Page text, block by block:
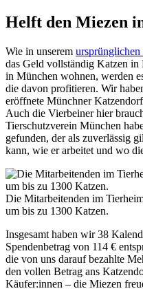
Helft den Miezen
Wie in unserem
das Geld vollständig Katzen
in München wohnen, werden
die davon profitieren. Wir
eröffnete Münchner
Auch die Vierbeiner hier
Tierschutzverein München
gefunden, der als zuverlässig
kann, wie er arbeitet und wo
Die Mitarbeitenden im
um bis zu 1300 Katzen.
Insgesamt haben wir 38
Spendenbetrag von 114 €
die von uns darauf bezahlte
den vollen Betrag ans
Käufer:innen – die Miezen